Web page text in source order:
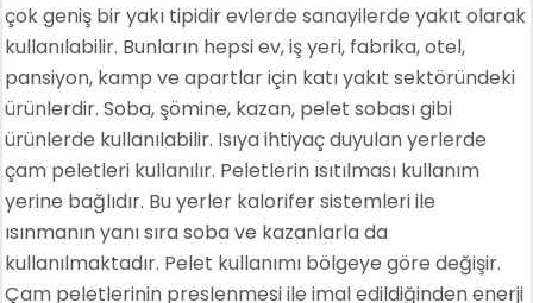
çok geniş bir yakı tipidir evlerde sanayilerde yakıt olarak
kullanılabilir. Bunların hepsi ev, iş yeri, fabrika, otel,
pansiyon, kamp ve apartlar için katı yakıt sektöründeki
ürünlerdir. Soba, şömine, kazan, pelet sobası gibi
ürünlerde kullanılabilir. Isıya ihtiyaç duyulan yerlerde
çam peletleri kullanılır. Peletlerin ısıtılması kullanım
yerine bağlıdır. Bu yerler kalorifer sistemleri ile
ısınmanın yanı sıra soba ve kazanlarla da
kullanılmaktadır. Pelet kullanımı bölgeye göre değişir.
Çam peletlerinin preslenmesi ile imal edildiğinden enerji